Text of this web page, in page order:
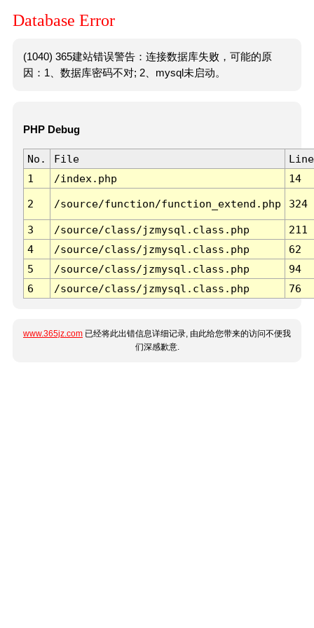
Database Error
(1040) 365建站错误警告：连接数据库失败，可能的原
因：1、数据库密码不对; 2、mysql未启动。
PHP Debug
No. File
Line
1
/index.php 14
2 /source/function/function_extend.php 324
3 /source/class/jzmysql.class.php
211
4
/source/class/jzmysql.class.php
62
5
/source/class/jzmysql.class.php
94
6
/source/class/jzmysql.class.php 76
www.365jz.com 已经将此出错信息详细记录, 由此给您带来的访问不便我
们深感歉意.